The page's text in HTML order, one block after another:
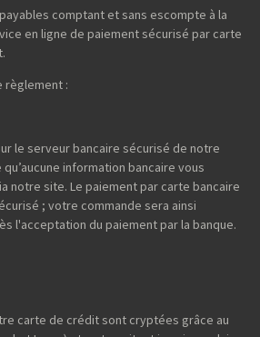
comptant et sans escompte à la
en ligne de paiement sécurisé par carte
règlement :
le serveur bancaire sécurisé de notre
information bancaire vous
notre site. Le paiement par carte bancaire
; votre commande sera ainsi
l'acceptation du paiement par la banque.
carte de crédit sont cryptées grâce au